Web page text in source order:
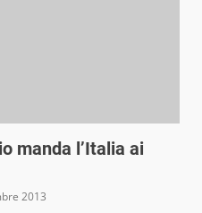
manda l’Italia ai
2013